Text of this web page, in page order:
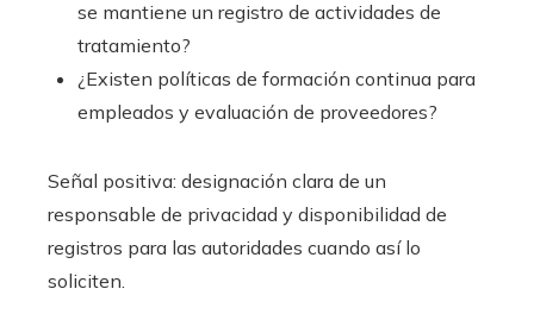
se mantiene un registro de actividades de
tratamiento?
¿Existen políticas de formación continua para
empleados y evaluación de proveedores?
Señal positiva: designación clara de un
responsable de privacidad y disponibilidad de
registros para las autoridades cuando así lo
soliciten.